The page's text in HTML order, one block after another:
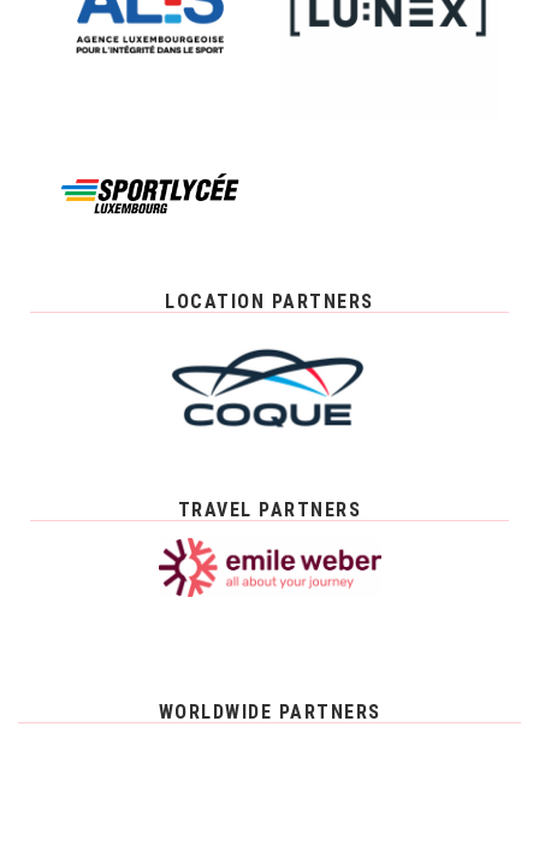
LOCATION PARTNERS
TRAVEL PARTNERS
WORLDWIDE PARTNERS